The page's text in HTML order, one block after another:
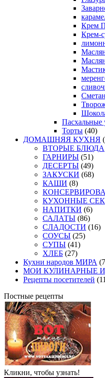
Крем
Крем-
Пасхальные
Торты (40)
ДОМАШНЯЯ КУХНЯ
ВТОРЫЕ БЛЮДА
ГАРНИРЫ (51)
ДЕСЕРТЫ (49)
ЗАКУСКИ (68)
КАШИ (8)
КУХОННЫЕ
НАПИТКИ (6)
САЛАТЫ (86)
СЛАДОСТИ (16)
СОУСЫ (25)
СУПЫ (41)
ХЛЕБ (27)
Кухни народов МИРА
МОИ КУЛИНАРНЫЕ
Рецепты посетителей
Постные рецепты
Кликни, чтобы узнать!